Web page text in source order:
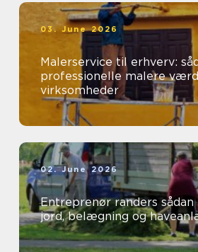
03. June 2026
Malerservice til erhverv:
professionelle malere
virksomheder
02. June 2026
Entreprenør randers sådan får du styr på
jord, belægning og